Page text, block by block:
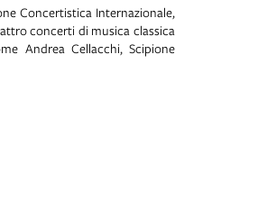
Concertistica Internazionale,
concerti di musica classica
Andrea Cellacchi, Scipione